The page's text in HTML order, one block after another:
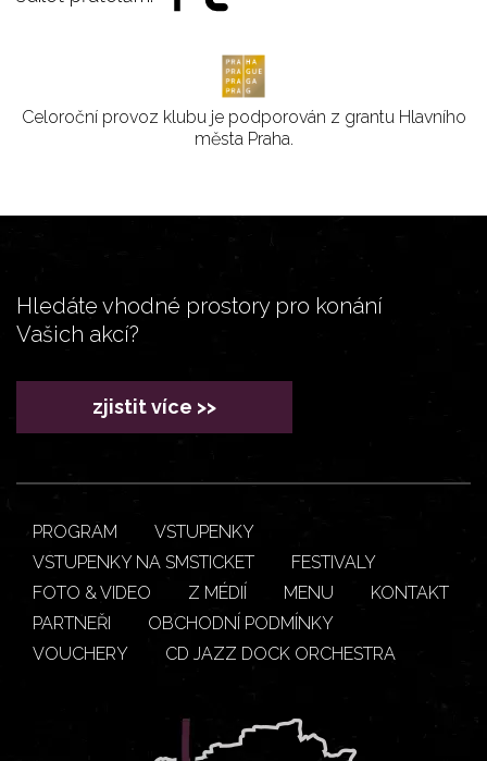
Celoroční provoz klubu je podporován z grantu Hlavního
města Praha.
Hledáte vhodné prostory pro konání
Vašich akcí?
zjistit více >>
PROGRAM
VSTUPENKY
VSTUPENKY NA SMSTICKET
FESTIVALY
FOTO & VIDEO
Z MÉDIÍ MENU
KONTAKT
PARTNEŘI
OBCHODNÍ PODMÍNKY
VOUCHERY
CD JAZZ DOCK ORCHESTRA